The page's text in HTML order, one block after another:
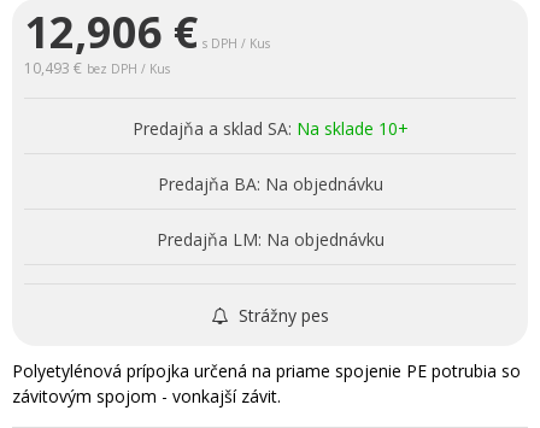
12,906 € s DPH / Kus
10,493 € bez DPH / Kus
Predajňa a sklad SA: Na sklade 10+
Predajňa BA: Na objednávku
Predajňa LM: Na objednávku
Strážny pes
Polyetylénová prípojka určená na priame spojenie PE potrubia so
závitovým spojom - vonkajší závit.